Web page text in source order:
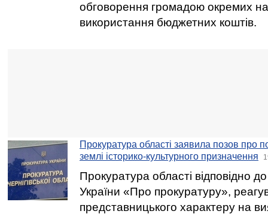
обговорення громадою окремих
використання бюджетних коштів.
Прокуратура області заявила позов про
землі історико-культурного призначення
Прокуратура області відповідно
України «Про прокуратуру»,
представницького характеру на